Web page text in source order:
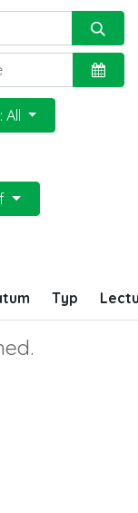
All
Typ